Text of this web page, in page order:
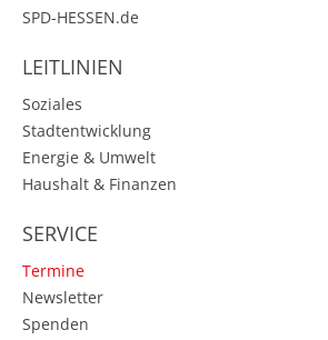
SPD-HESSEN.de
LEITLINIEN
Soziales
Stadtentwicklung
Energie & Umwelt
Haushalt & Finanzen
SERVICE
Termine
Newsletter
Spenden